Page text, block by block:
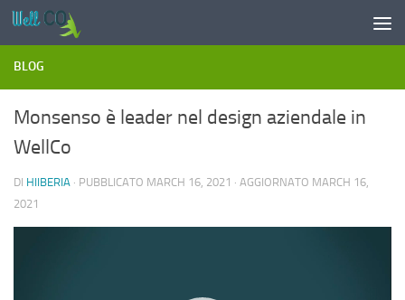
Salta al contenuto
BLOG
Monsenso è leader nel design aziendale in
WellCo
DI HIIBERIA · PUBBLICATO MARCH 16, 2021 · AGGIORNATO MARCH 16,
2021